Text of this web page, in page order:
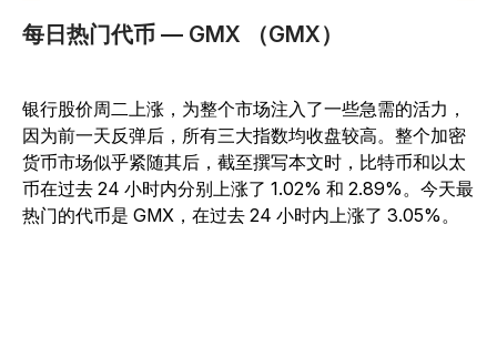
每日热门代币 — GMX （GMX）
银行股价周二上涨，为整个市场注入了一些急需的活力，
因为前一天反弹后，所有三大指数均收盘较高。整个加密
货币市场似乎紧随其后，截至撰写本文时，比特币和以太
币在过去 24 小时内分别上涨了 1.02% 和 2.89%。今天最
热门的代币是 GMX，在过去 24 小时内上涨了 3.05%。